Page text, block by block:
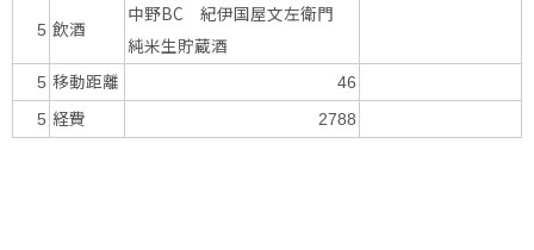
5 飲酒
中野BC 紀伊国屋文左衛門
純米生貯蔵酒
5 移動距離 46
5 経費 2788